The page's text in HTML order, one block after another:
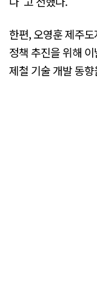
한편, 오영훈 제주
정책 추진을 위해
제철 기술 개발 동